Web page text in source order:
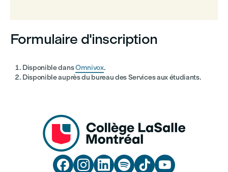
Formulaire d'inscription
Disponible dansOmnivox.
Disponible auprès du bureau des Services aux étudiants.
     